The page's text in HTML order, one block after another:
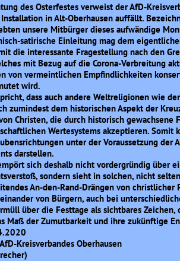
des Osterfestes verweist der AfD-
in Alt-Oberhausen auffällt.
unsere Mitbürger dieses aufwändige
satirische Einleitung mag dem
die interessante Fragestellung nach den
mit Bezug auf die Corona-Verbreitung
von vermeintlichen Empfindlichkeiten
wird.
dass auch andere Weltreligionen wie
zumindest dem historischen Aspekt der
Christen, die durch historisch
Wertesystems akzeptieren. Somit
unter der Voraussetzung der
darstellen.
sich deshalb nicht vordergründig über
sondern sieht in solchen, nicht
An-den-Rand-Drängen von
von Bürgern, auch bei
über die Festtage als sichtbares
Maß der Zumutbarkeit und ihre zukünftige
Kreisverbandes Oberhausen